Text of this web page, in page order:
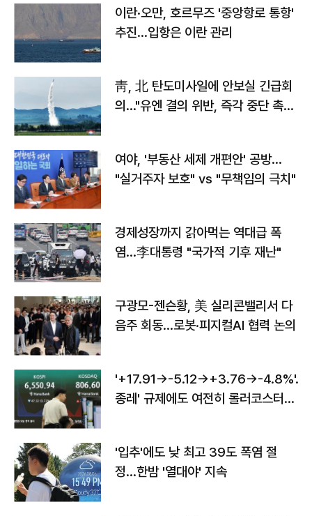
이란·오만, 호르무즈 '중앙항로 통항'
추진…입항은 이란 관리
靑, 北 탄도미사일에 안보실 긴급회
의…"유엔 결의 위반, 즉각 중단 촉
여야, '부동산 세제 개편안' 공방…
"실거주자 보호" vs "무책임의 극치"
경제성장까지 갉아먹는 역대급 폭
염…李대통령 "국가적 기후 재난"
구광모-젠슨황, 美 실리콘밸리서 다
음주 회동…로봇·피지컬AI 협력 논의
'+17.91→-5.12→+3.76→-4.8%'…'
종레' 규제에도 여전히 롤러코스터
'입추'에도 낮 최고 39도 폭염 절
정…한밤 '열대야' 지속